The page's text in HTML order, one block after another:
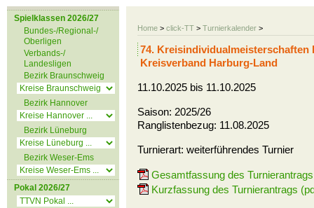
Home > click-TT > Turnierkalender >
Spielklassen 2026/27
Bundes-/Regional-/
Oberligen
Verbands-/
Landesligen
Bezirk Braunschweig
Bezirk Hannover
Bezirk Lüneburg
Bezirk Weser-Ems
Pokal 2026/27
74. Kreisindividualmeisterschaften
Kreisverband Harburg-Land
11.10.2025 bis 11.10.2025
Saison: 2025/26
Ranglistenbezug: 11.08.2025
Turnierart: weiterführendes Turnier
Gesamtfassung des
Kurzfassung des Turnierantrags